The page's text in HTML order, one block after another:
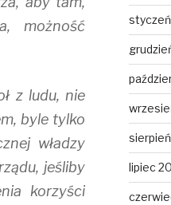
możność
z ludu, nie
byle tylko
władzy
jeśliby
korzyści
lipiec